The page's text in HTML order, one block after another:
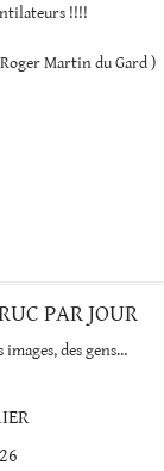
!!!!
Martin du Gard )
PAR JOUR
images, des gens…